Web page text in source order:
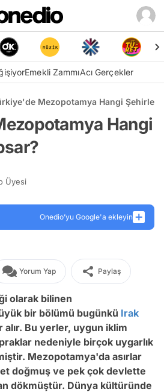
Emekli ZammıAcı Gerçekler
Mezopotamya Hangi Şehirleri
Hangi
Üyesi
Onedio’yu Google'a ekleyin
Yorum Yap Paylaş
olarak bilinen
bir bölümü bugünkü Irak
alır. Bu yerler, uygun iklim
nedeniyle birçok uygarlık
Mezopotamya'da asırlar
doğmuş ve pek çok devlette
dökmüştür. Dünya kültüründe